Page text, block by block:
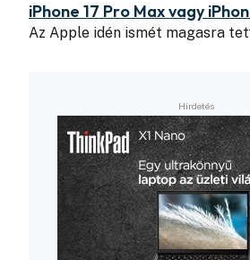
iPhone 17 Pro Max vagy
Az Apple idén ismét magasra